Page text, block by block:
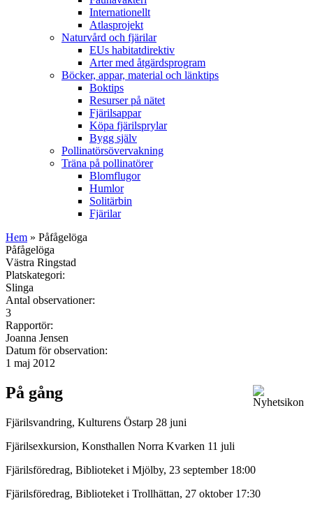
Internationellt
Atlasprojekt
Naturvård och fjärilar
EUs habitatdirektiv
Arter med åtgärdsprogram
Böcker, appar, material och länktips
Boktips
Resurser på nätet
Fjärilsappar
Köpa fjärilsprylar
Bygg själv
Pollinatörsövervakning
Träna på pollinatörer
Blomflugor
Humlor
Solitärbin
Fjärilar
Hem » Påfågelöga
Påfågelöga
Västra Ringstad
Platskategori:
Slinga
Antal observationer:
3
Rapportör:
Joanna Jensen
Datum för observation:
1 maj 2012
På gång
Fjärilsvandring, Kulturens Östarp 28 juni
Fjärilsexkursion, Konsthallen Norra Kvarken 11 juli
Fjärilsföredrag, Biblioteket i Mjölby, 23 september 18:00
Fjärilsföredrag, Biblioteket i Trollhättan, 27 oktober 17:30